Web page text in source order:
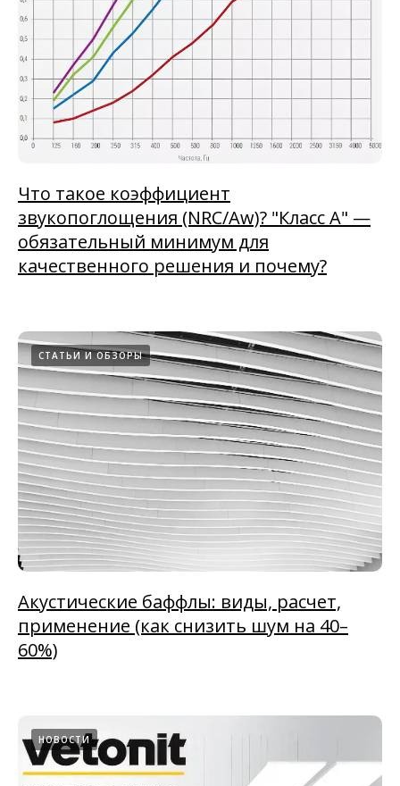
Что такое коэффициент
звукопоглощения (NRC/Aw)? "Класс А" —
обязательный минимум для
качественного решения и почему?
СТАТЬИ И ОБЗОРЫ
Акустические баффлы: виды, расчет,
применение (как снизить шум на 40–
60%)
НОВОСТИ